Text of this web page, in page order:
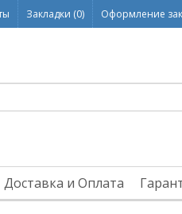
Закладки (0) Оформление
Доставка и Оплата